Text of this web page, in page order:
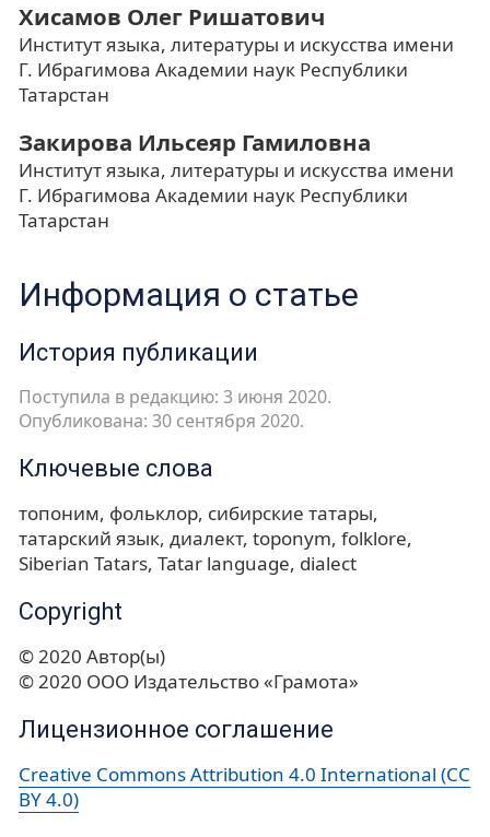
Хисамов Олег Ришатович
Институт языка, литературы и искусства имени
Г. Ибрагимова Академии наук Республики
Татарстан
Закирова Ильсеяр Гамиловна
Институт языка, литературы и искусства имени
Г. Ибрагимова Академии наук Республики
Татарстан
Информация о статье
История публикации
Поступила в редакцию: 3 июня 2020.
Опубликована: 30 сентября 2020.
Ключевые слова
топоним фольклор сибирские татары
татарский язык диалект toponym folklore
Siberian Tatars Tatar language dialect
Copyright
© 2020 Автор(ы)
© 2020 ООО Издательство «Грамота»
Лицензионное соглашение
Creative Commons Attribution 4.0 International (CC
BY 4.0)